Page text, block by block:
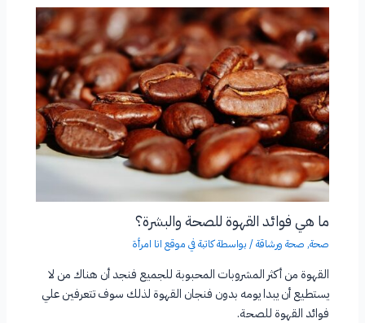
ما هي فوائد القهوة للصحة والبشرة؟
صحة, صحة ورشاقة/ بواسطةكاتبة في موقع انا امرأة
القهوة من أكثر المشروبات المحبوبة للجميع فنجد أن هناك من لا
يستطيع أن يبدا يومه بدون فنجان القهوة لذلك سوف تتعرفين علي
فوائد القهوة للصحة.